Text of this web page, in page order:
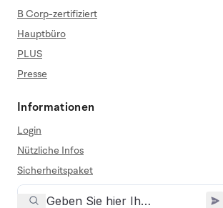
B Corp-zertifiziert
Hauptbüro
PLUS
Presse
Informationen
Login
Nützliche Infos
Sicherheitspaket